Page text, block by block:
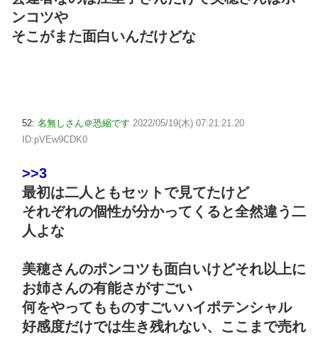
ンコツや
そこがまた面白いんだけどな
52: 名無しさん＠恐縮です 2022/05/19(木) 07:21:21.20
ID:pVEw9CDK0
>>3
最初は二人ともセットで見てたけど
それぞれの個性が分かってくると全然違う二
人よな
美穂さんのポンコツも面白いけどそれ以上に
お姉さんの有能さがすごい
何をやってもものすごいハイポテンシャル
好感度だけでは生き残れない、ここまで売れ